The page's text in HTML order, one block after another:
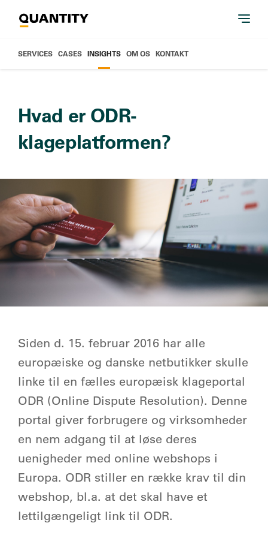
SERVICES CASES INSIGHTS OM OS KONTAKT
Hvad er ODR-
klageplatformen?
Siden d. 15. februar 2016 har alle
europæiske og danske netbutikker skulle
linke til en fælles europæisk klageportal
ODR (Online Dispute Resolution). Denne
portal giver forbrugere og virksomheder
en nem adgang til at løse deres
uenigheder med online webshops i
Europa. ODR stiller en række krav til din
webshop, bl.a. at det skal have et
lettilgængeligt link til ODR.